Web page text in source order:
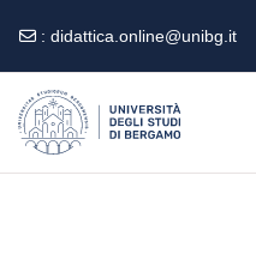
: didattica.online@unibg.it